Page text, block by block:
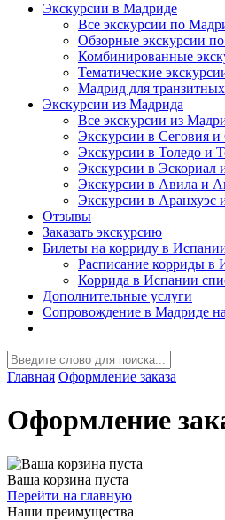
Экскурсии в Мадриде
Все экскурсии по
Обзорные экскурсии
Комбинированные
Тематические
Мадрид для
Экскурсии из Мадрида
Все экскурсии из
Экскурсии в Сеговия и
Экскурсии в Толедо и
Экскурсии в Эскориал
Экскурсии в Авила и
Экскурсии в Аранхуэс
Отзывы
Заказать экскурсию
Билеты на корриду в
Расписание корриды в
Коррида в Испании
Дополнительные услуги
Сопровождение в Мадриде
Главная Оформление заказа
Оформление
Ваша корзина пуста
Перейти на главную
Наши преимущества